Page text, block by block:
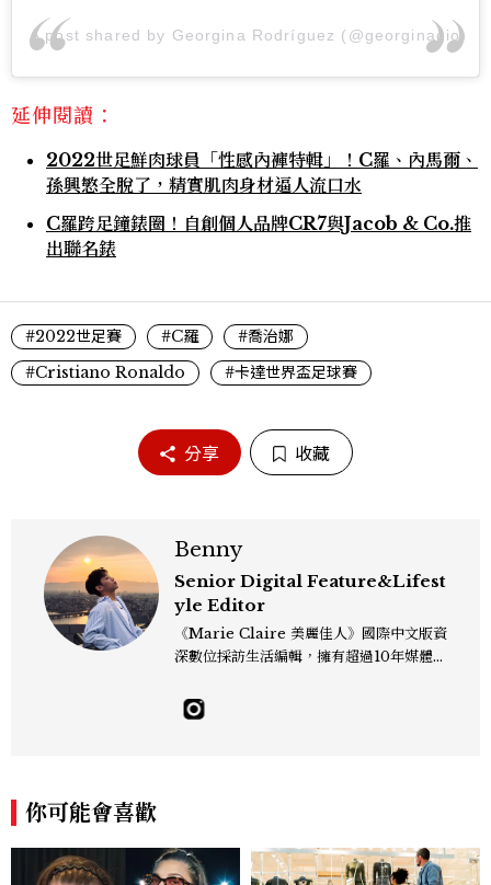
A post shared by Georgina Rodríguez (@georginagio)
延伸閱讀：
2022世足鮮肉球員「性感內褲特輯」！C羅、內馬爾、
孫興慜全脫了，精實肌肉身材逼人流口水
C羅跨足鐘錶圈！自創個人品牌CR7與Jacob & Co.推
出聯名錶
#2022世足賽 #C羅
#喬治娜
#Cristiano Ronaldo
#卡達世界盃足球賽
分享 收藏
Benny
Senior Digital Feature&Lifest
yle Editor
《Marie Claire 美麗佳人》國際中文版資
深數位採訪生活編輯，擁有超過10年媒體與
飯店、奢華旅宿、旅遊景點、航空等領域，
另涉獵3C家電、居家生活範疇，具備實測
pella、Mandarin Oriental、JOAL
你可能會喜歡